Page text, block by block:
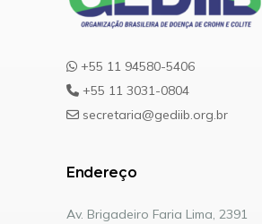
+55 11 94580-5406
+55 11 3031-0804
secretaria@gediib.org.br
Endereço
Av. Brigadeiro Faria Lima, 2391